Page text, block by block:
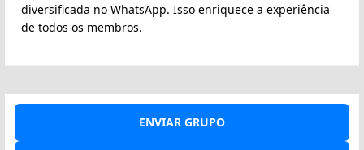
diversificada no WhatsApp. Isso enriquece a experiência
de todos os membros.
ENVIAR GRUPO